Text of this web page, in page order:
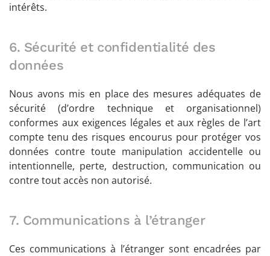
intérêts.
6. Sécurité et confidentialité des
données
Nous avons mis en place des mesures adéquates de
sécurité (d’ordre technique et organisationnel)
conformes aux exigences légales et aux règles de l’art
compte tenu des risques encourus pour protéger vos
données contre toute manipulation accidentelle ou
intentionnelle, perte, destruction, communication ou
contre tout accès non autorisé.
7. Communications à l’étranger
Ces communications à l’étranger sont encadrées par